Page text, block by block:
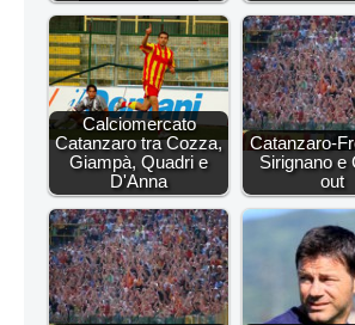
Calciomercato
Catanzaro tra Cozza,
Giampà, Quadri e
D'Anna
Catanzaro-
Sirignano e
out